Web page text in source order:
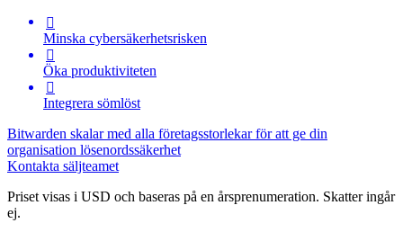

Minska cybersäkerhetsrisken

Öka produktiviteten

Integrera sömlöst
Bitwarden skalar med alla företagsstorlekar för att ge din
organisation lösenordssäkerhet
Kontakta säljteamet
Priset visas i USD och baseras på en årsprenumeration. Skatter ingår
ej.